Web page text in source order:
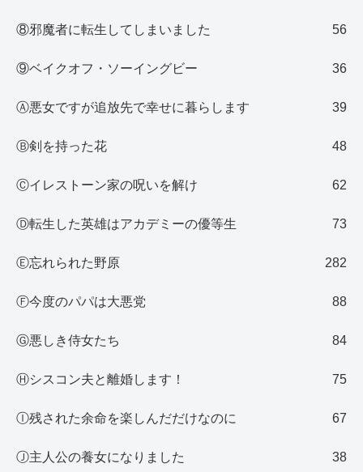
⑧邪魔者に転生してしまいました 56
⑨ベイクオフ・ソーイングビー 36
Ⓐ悪女ですが追放先で幸せに暮らします 39
Ⓑ剣を持った花 48
Ⓒイレストーン家の呪いを解け 62
Ⓓ転生した英雄はアカデミーの優等生 73
Ⓔ忘れられた野原 282
Ⓕ今度のパパは大悪党 88
Ⓖ悪しき侍女たち 84
Ⓗシスコン夫と離婚します！ 75
Ⓘ残された余命を楽しんだだけなのに 67
Ⓙ主人公の養女になりました 38